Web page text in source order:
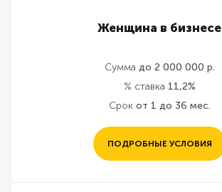
Женщина в бизнесе
Сумма до 2 000 000 р.
% ставка 11,2%
Срок от 1 до 36 мес.
ПОДРОБНЫЕ УСЛОВИЯ